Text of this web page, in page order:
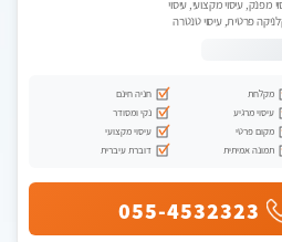
מפנק, עיסוי מקצועי, עיסוי
פרטית, עיסוי טנטרה
מקלחת
חניה חינם
עיסוי מרגיע
נקי ומסודר
מקום פרטי
עיסוי מקצועי
תמונה אמיתית
דוברת עיברית
055-4532323